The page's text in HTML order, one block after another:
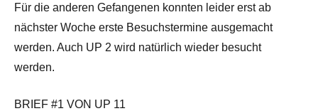
Für die anderen Gefangenen konnten leider erst ab
nächster Woche erste Besuchstermine ausgemacht
werden. Auch UP 2 wird natürlich wieder besucht
werden.
BRIEF #1 VON UP 11